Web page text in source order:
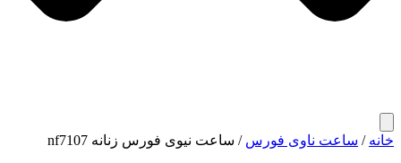
خانه / ساعت ناوی فورس / ساعت نیوی فورس زنانه nf7107